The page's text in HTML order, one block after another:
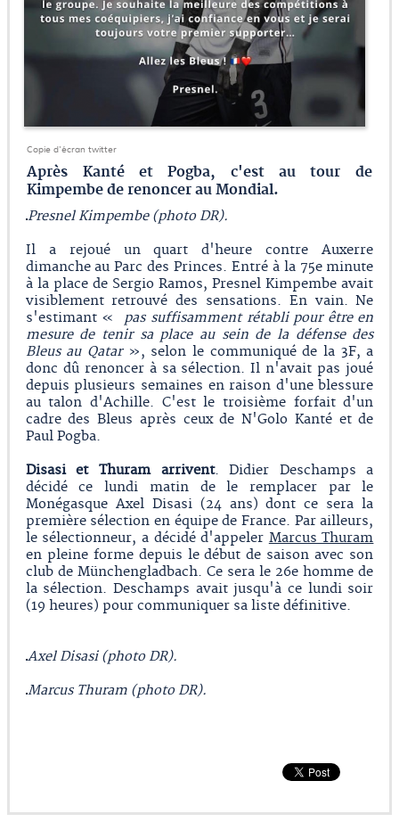
Copie d'écran twitter
Après Kanté et Pogba, c'est au tour de
Kimpembe de renoncer au Mondial.
Presnel Kimpembe (photo DR).
Il a rejoué un quart d'heure contre Auxerre
dimanche au Parc des Princes. Entré à la 75e minute
à la place de Sergio Ramos, Presnel Kimpembe avait
visiblement retrouvé des sensations. En vain. Ne
s'estimant «
pas suffisamment rétabli pour être en
mesure de tenir sa place au sein de la défense des
Bleus au Qatar », selon le communiqué de la 3F, a
donc dû renoncer à sa sélection. Il n'avait pas joué
depuis plusieurs semaines en raison d'une blessure
au talon d'Achille. C'est le troisième forfait d'un
cadre des Bleus après ceux de N'Golo Kanté et de
Paul Pogba.
Disasi et Thuram arrivent. Didier Deschamps a
décidé ce lundi matin de le remplacer par le
Monégasque Axel Disasi (24 ans) dont ce sera la
première sélection en équipe de France. Par ailleurs,
le sélectionneur, a décidé d'appeler Marcus Thuram
en pleine forme depuis le début de saison avec son
club de Münchengladbach. Ce sera le 26e homme de
la sélection. Deschamps avait jusqu'à ce lundi soir
(19 heures) pour communiquer sa liste définitive.
Axel Disasi (photo DR).
Marcus Thuram (photo DR).